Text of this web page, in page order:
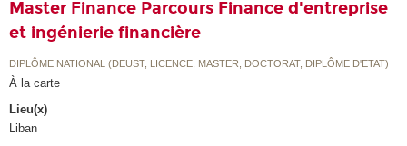
Master Finance Parcours Finance d'entreprise
et ingénierie financière
DIPLÔME NATIONAL (DEUST, LICENCE, MASTER, DOCTORAT, DIPLÔME D'ETAT)
À la carte
Lieu(x)
Liban